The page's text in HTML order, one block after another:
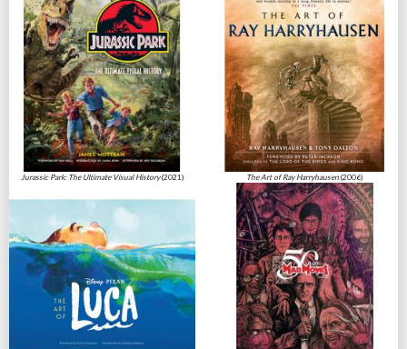
Jurassic Park: The Ultimate Visual History(2021) The Art of Ray Harryhausen (2006)